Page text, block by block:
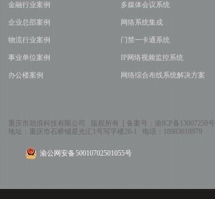
金融行业案例
企业总部案例
物流行业案例
事业单位案例
办公楼案例
多媒体会议系统
网络系统集成
门禁一卡通系统
IP网络视频监控系统
网络综合布线系统解决方案
重庆市劲浪科技有限公司 版权所有 [ 备案号： 渝ICP备13007259号
地址： 重庆市石桥铺星光汇1号写字楼26-1 电话： 18983610979
渝公网安备 50010702501055号